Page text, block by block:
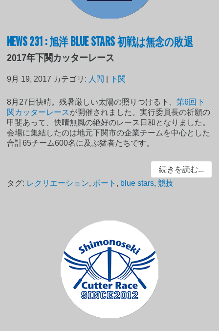
NEWS 231 : 旭洋 BLUE STARS 初戦は無念の敗退
2017年下関カッターレース
9月 19, 2017 カテゴリ: 人間 |下関
8月27日快晴。残暑厳しい太陽の照りつける下、第6回下
関カッターレースが開催されました。実行委員長の祈願の
甲斐あって、快晴無風の絶好のレース日和となりました。
会場に集結したのは地元下関市の企業チームを中心とした
合計65チーム600名に及ぶ猛者たちです。
続きを読む...
タグ: レクリエーション, ボート , blue stars,競技